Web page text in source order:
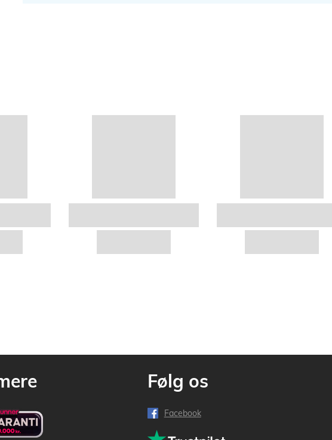
Følg os
Facebook